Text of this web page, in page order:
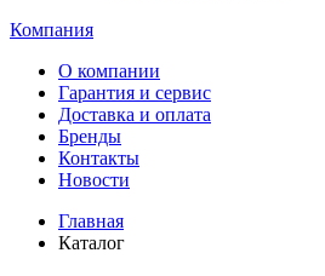
Компания
О компании
Гарантия и сервис
Доставка и оплата
Бренды
Контакты
Новости
Главная
Каталог